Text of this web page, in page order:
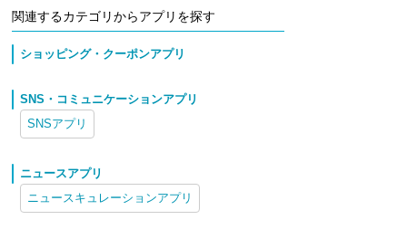
関連するカテゴリからアプリを探す
ショッピング・クーポンアプリ
SNS・コミュニケーションアプリ
SNSアプリ
ニュースアプリ
ニュースキュレーションアプリ